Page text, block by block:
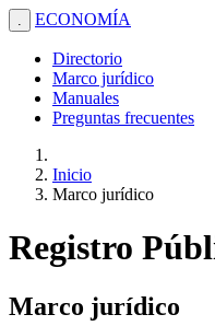
. ECONOMÍA
Directorio
Marco jurídico
Manuales
Preguntas frecuentes
Inicio
Marco jurídico
Registro
Marco jurídico